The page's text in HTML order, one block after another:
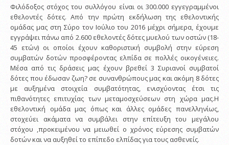
Φιλόδοξος στόχος του συλλόγου είναι οι 300.000 εγγεγραμμένοι
εθελοντές δότες. Από την πρώτη εκδήλωση της εθελοντικής
ομάδας μας στη Σύρο τον Ιούλιο του 2016 μέχρι σήμερα, έχουμε
εγγράψει πάνω από 2.600 εθελοντές δότες μυελού των οστών (18-
45 ετών) οι οποίοι έχουν καθοριστική συμβολή στην εύρεση
συμβατών δοτών προσφέροντας ελπίδα σε πολλές οικογένειες.
Μέσα από τις δράσεις μας έχουν βρεθεί 3 Συριανοί συμβατοί
δότες που έδωσαν ζωη? σε συνανθρώπους μας και ακόμη 8 δότες
με αυξημένα στοιχεία συμβατότητας, ενισχύοντας έτσι τις
πιθανότητες επιτυχίας των μεταμοσχεύσεων στη χώρα μας.Η
εθελοντική ομάδα μας όπως και άλλες ομάδες πανελληνίως,
στοχεύει ακάματα να συμβάλει στην επίτευξη του μεγάλου
στόχου ,προκειμένου να μειωθεί ο χρόνος εύρεσης συμβατών
δοτών και να αυξηθεί το επίπεδο ελπίδας για τους ασθενείς.